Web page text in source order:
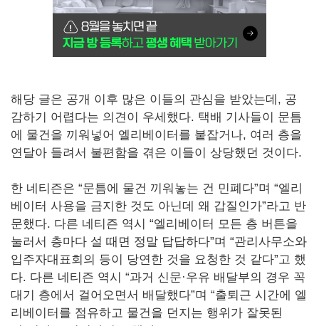
해당 글은 공개 이후 많은 이들의 관심을 받았는데, 공
감하기 어렵다는 의견이 우세했다. 택배 기사들이 문틈
에 물건을 끼워넣어 엘리베이터를 붙잡거나, 여러 층을
연달아 들려서 불편함을 겪은 이들이 상당했던 것이다.
한 네티즌은 “문틈에 물건 끼워놓는 건 민폐다”며 “엘리
베이터 사용을 금지한 것도 아닌데 왜 갑질인가”라고 반
문했다. 다른 네티즌 역시 “엘리베이터 모든 층 버튼을
눌러서 층마다 설 때면 정말 답답하다”며 “관리사무소와
입주자대표회의 등이 당연한 것을 요청한 것 같다”고 했
다. 다른 네티즌 역시 “과거 신문·우유 배달부의 경우 꼭
대기 층에서 걸어오면서 배달했다”며 “출퇴근 시간에 엘
리베이터를 점유하고 물건을 던지는 행위가 잘못된